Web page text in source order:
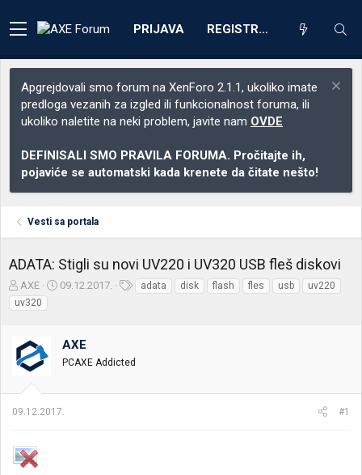
PRIJAVA REGISTRACIJA
Apgrejdovali smo forum na XenForo 2.1.1, ukoliko imate
predloga vezanih za izgled ili funkcionalnost foruma, ili
ukoliko naletite na neki problem, javite nam OVDE
DEFINISALI SMO PRAVILA FORUMA. Pročitajte ih,
pojaviće se automatski kada krenete da čitate nešto!
Vesti sa portala
ADATA: Stigli su novi UV220 i UV320 USB fleš diskovi
Z
a
č
t
n
e
e
AXE
D
m
p
e
09.12.2017.
e
adata disk flash fles usb
uv220
uv320
AXE
PCAXE Addicted
09.12.2017. #1